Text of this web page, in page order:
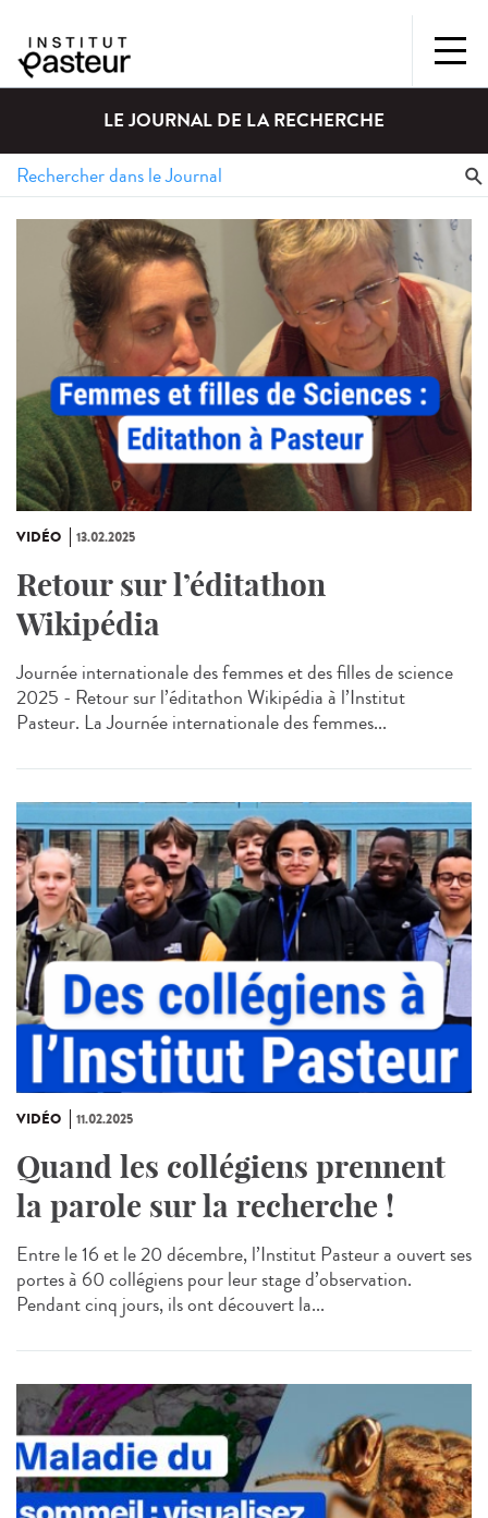
LE JOURNAL DE LA RECHERCHE
VIDÉO 13.02.2025
Retour sur l’éditathon
Wikipédia
Journée internationale des femmes et des filles de science
2025 - Retour sur l’éditathon Wikipédia à l’Institut
Pasteur. La Journée internationale des femmes...
VIDÉO 11.02.2025
Quand les collégiens prennent
la parole sur la recherche !
Entre le 16 et le 20 décembre, l’Institut Pasteur a ouvert ses
portes à 60 collégiens pour leur stage d’observation.
Pendant cinq jours, ils ont découvert la...